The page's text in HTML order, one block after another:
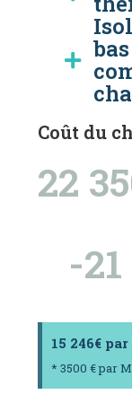
Coût du
22
-
15 246€
* 3500 € par